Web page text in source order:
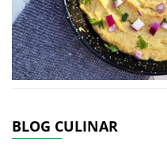
BLOG CULINAR